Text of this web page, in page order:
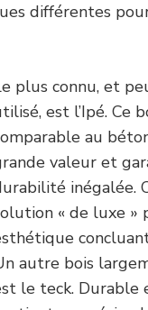
différentes
plus connu, et
est l’Ipé. Ce
au
valeur et
inégalée.
« de luxe »
autre bois
le teck. Durable